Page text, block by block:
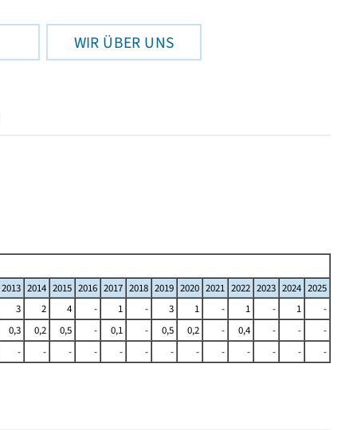
WIR ÜBER UNS
2013 2014 2015 2016 2017 2018 2019 2020 2021 2022 2023 2024 2025
3 2 4 - 1 - 3 1 - 1 - 1
-
0,3 0,2 0,5 - 0,1 - 0,5 0,2 - 0,4 - -
-
- - - - - - - - - - - - -